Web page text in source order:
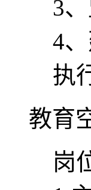
3
4
执
教育
岗